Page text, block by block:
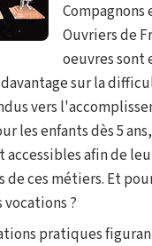
Ouvriers de
oeuvres sont
sur la
vers
les enfants dès 5
accessibles afin de
de ces métiers. Et
?
pratiques